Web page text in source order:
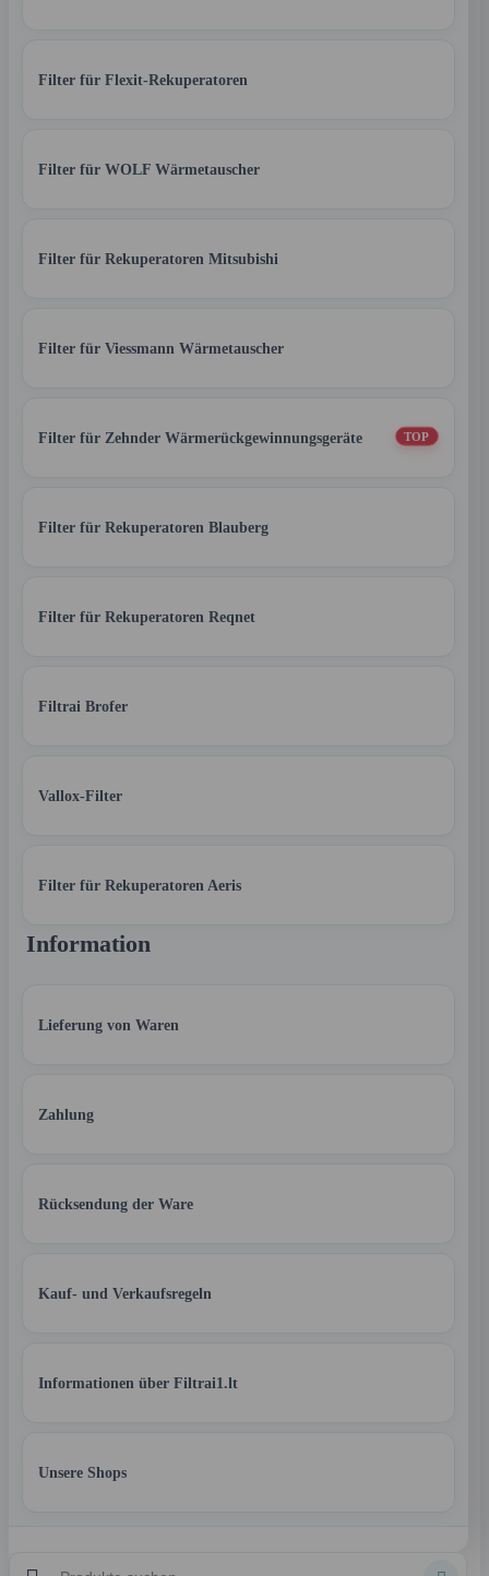
Filter für Flexit-Rekuperatoren
Filter für WOLF Wärmetauscher
Filter für Rekuperatoren Mitsubishi
Filter für Viessmann Wärmetauscher
Filter für Zehnder Wärmerückgewinnungsgeräte TOP
Filter für Rekuperatoren Blauberg
Filter für Rekuperatoren Reqnet
Filtrai Brofer
Vallox-Filter
Filter für Rekuperatoren Aeris
Information
Lieferung von Waren
Zahlung
Rücksendung der Ware
Kauf- und Verkaufsregeln
Informationen über Filtrai1.lt
Unsere Shops